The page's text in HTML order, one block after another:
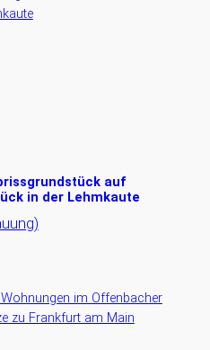
auf
in der Lehmkaute